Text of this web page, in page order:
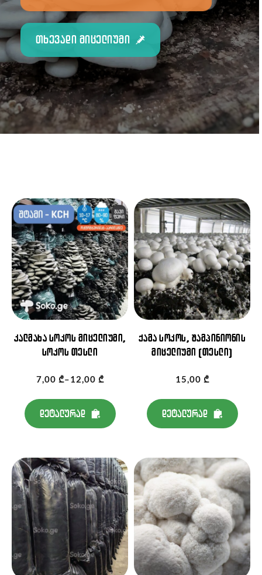
თხევადი მიცელიუმი
კალმახა სოკოს მიცელიუმი,
სოკოს თესლი
7,00 ₾–12,00 ₾
Price
range:
7,00 ₾
დეტალურად
ქამა სოკოს, შამპინიონის
მიცელიუმი (თესლი)
15,00 ₾
დეტალურად